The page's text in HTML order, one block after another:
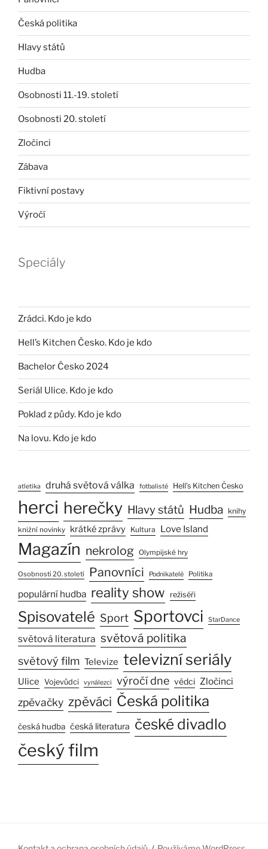
Česká politika
Hlavy států
Hudba
Osobnosti 11.-19. století
Osobnosti 20. století
Zločinci
Zábava
Fiktivní postavy
Výročí
Speciály
Zrádci. Kdo je kdo
Hell’s Kitchen Česko. Kdo je kdo
Bachelor Česko 2024
Seriál Ulice. Kdo je kdo
Poklad z půdy. Kdo je kdo
Na lovu. Kdo je kdo
atletika druhá světová válka fotbalisté Hell’s Kitchen Česko
herci herečky Hlavy států Hudba knihy
knižní novinky krátké zprávy Kultura Love Island
Magazín nekrolog Olympijské hry
Osobnosti 20. století Panovníci Podnikatelé Politika
populární hudba reality show režiséři
Spisovatelé Sport Sportovci StarDance
světová literatura světová politika
světový film Televize televizní seriály
Ulice Vojevůdci vynálezci výročí dne vědci Zločinci
zpěvačky zpěváci Česká politika
česká hudba česká literatura české divadlo
český film